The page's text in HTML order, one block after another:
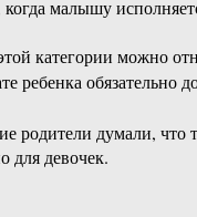
малышу
категории можно
ребенка обязательно
родители думали, что
для девочек.